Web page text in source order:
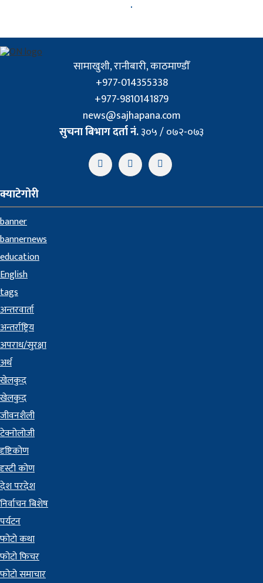
सामाखुशी, रानीबारी, काठमाण्डौँ
+977-014355338
+977-9810141879
news@sajhapana.com
सुचना बिभाग दर्ता नं.३०५ / ०७२-०७३
क्याटेगोरी
banner
bannernews
education
English
tags
अन्तरवार्ता
अन्तर्राष्ट्रिय
अपराध/सुरक्षा
अर्थ
खेलकुद
खेलकुद
जीवनशैली
टेक्नोलोजी
दृष्टिकोण
दृस्टी कोण
देश परदेश
निर्वाचन बिशेष
पर्यटन
फोटो कथा
फोटो फिचर
फोटो समाचार